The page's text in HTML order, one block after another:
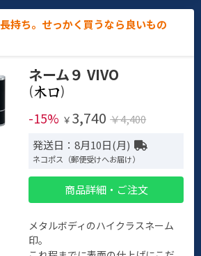
持ち。せっかく買うなら良いもの
ネーム９ VIVO
(
)
-15% ￥ 3,740 ￥4,400
発送日：8月10日(月)
ネコポス（郵便受けへお届け）
商品詳細・ご注文
メタルボディのハイクラスネーム
印。